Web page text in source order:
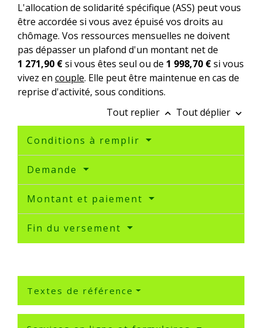
L'allocation de solidarité spécifique (ASS) peut vous
être accordée si vous avez épuisé vos droits au
chômage. Vos ressources mensuelles ne doivent
pas dépasser un plafond d'un montant net de
1 271,90 €si vous êtes seul ou de 1 998,70 €si vous
vivez en couple. Elle peut être maintenue en cas de
reprise d'activité, sous conditions.
Tout replier keyboard_arrow_up Tout déplier keyboard_arrow_down
Conditions à remplir
Demande
Montant et paiement
Fin du versement
Textes de référence